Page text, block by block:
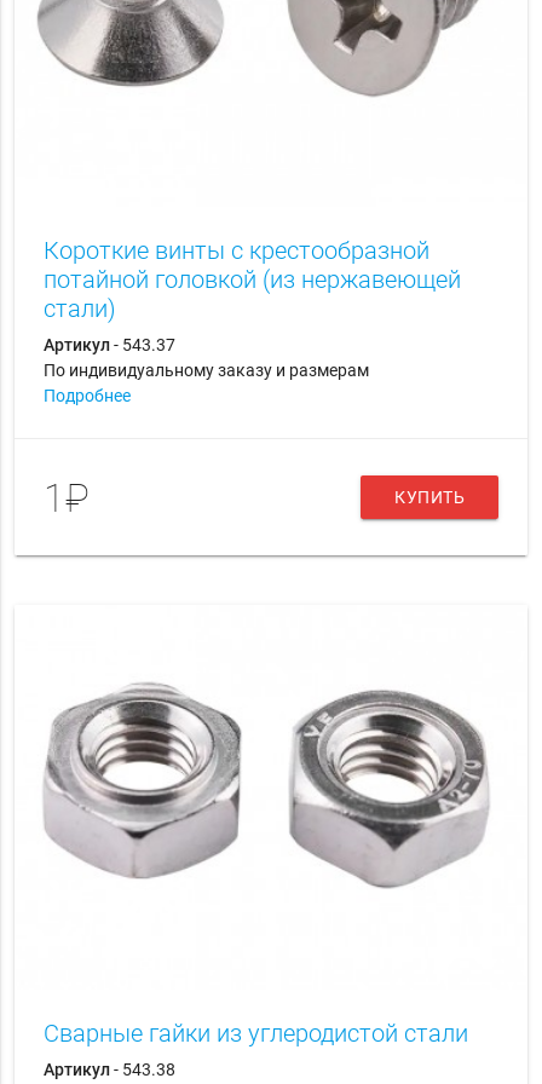
Короткие винты с крестообразной
потайной головкой (из нержавеющей
стали)
Артикул- 543.37
По индивидуальному заказу и размерам
Подробнее
1₽ КУПИТЬ
Сварные гайки из углеродистой стали
Артикул- 543.38